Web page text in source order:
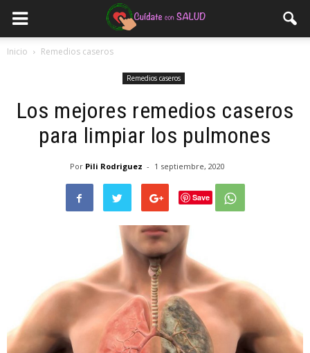
Inicio Remedios caseros
Remedios caseros
Los mejores remedios caseros
para limpiar los pulmones
Por Pili Rodriguez - 1 septiembre, 2020
Save